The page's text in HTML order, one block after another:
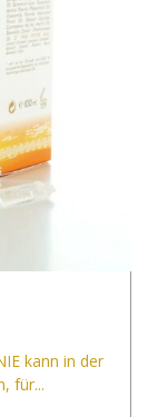
kann in der
für...